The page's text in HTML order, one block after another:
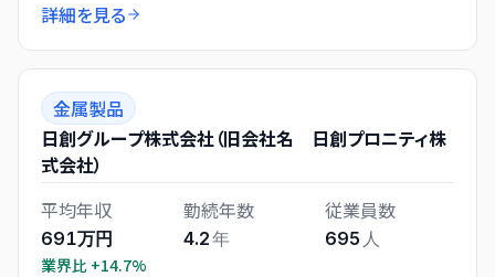
詳細を見る
金属製品
日創グループ株式会社（旧会社名 日創プロニティ株
式会社）
平均年収
691万円
業界比 +14.7%
勤続年数
4.2年
従業員数
695 人